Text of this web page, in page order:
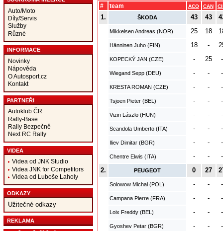
Auto/Moto
Díly/Servis
Služby
Různé
INFORMACE
Novinky
Nápověda
O Autosport.cz
Kontakt
PARTNEŘI
Autoklub ČR
Rally-Base
Rally Bezpečně
Next RC Rally
VIDEA
Videa od JNK Studio
Videa JNK for Competitors
Videa od Luboše Laholy
ODKAZY
Užitečné odkazy
REKLAMA
# team ACO CAN
1. ŠKODA 43 43
Mikkelsen Andreas (NOR) 25 18
Hänninen Juho (FIN) 18 -
KOPECKÝ JAN (CZE) - 25 -
Wiegand Sepp (DEU) - - -
KRESTA ROMAN (CZE) - - -
Tsjoen Pieter (BEL) - - -
Vizin Lászlo (HUN) - - -
Scandola Umberto (ITA) - - -
Iliev Dimitar (BGR) - - -
Chentre Elwis (ITA) - -
-
2.
PEUGEOT 0 27
Solowow Michal (POL) - - -
Campana Pierre (FRA) - - -
Loix Freddy (BEL) - - -
Gyoshev Petar (BGR) - - -